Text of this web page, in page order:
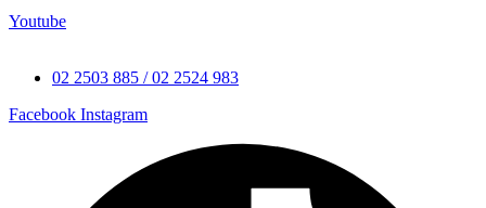
Youtube
02 2503 885 / 02 2524 983
Facebook Instagram